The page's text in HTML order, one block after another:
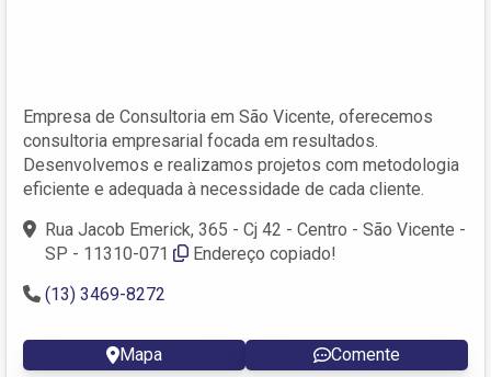
Empresa de Consultoria em São Vicente, oferecemos
consultoria empresarial focada em resultados.
Desenvolvemos e realizamos projetos com metodologia
eficiente e adequada à necessidade de cada cliente.
Rua Jacob Emerick, 365 - Cj 42 - Centro - São Vicente -
SP - 11310-071
Endereço copiado!
(13) 3469-8272
Mapa Comente